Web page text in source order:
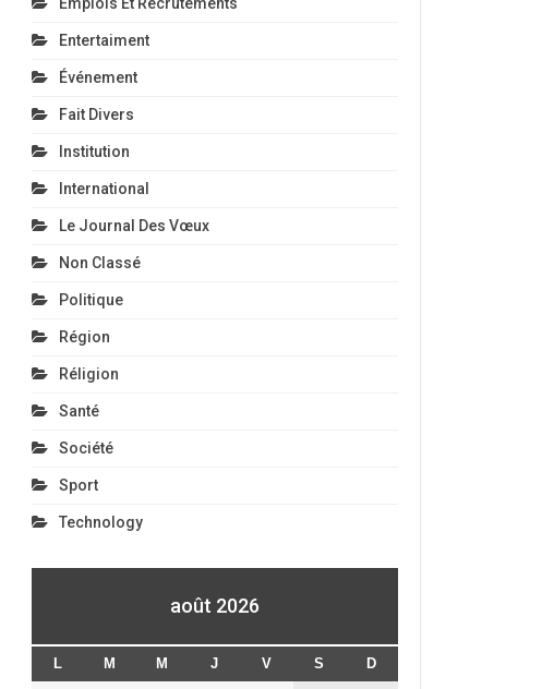
Emplois Et Recrutements
Entertaiment
Événement
Fait Divers
Institution
International
Le Journal Des Vœux
Non Classé
Politique
Région
Réligion
Santé
Société
Sport
Technology
août 2026
L M M J V S D